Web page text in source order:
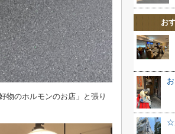
物のホルモンのお店」と張り
お
☆